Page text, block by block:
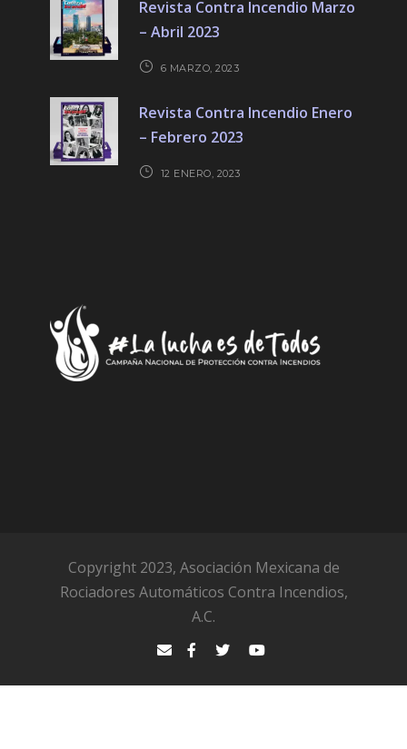
Revista Contra Incendio Marzo
– Abril 2023
6 MARZO, 2023
Revista Contra Incendio Enero
– Febrero 2023
12 ENERO, 2023
Copyright 2023, Asociación Mexicana de
Rociadores Automáticos Contra Incendios,
A.C.